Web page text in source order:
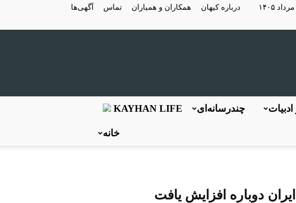
درباره کیهان همکاران و همیاران تماس آگهی‌ها
KAYHAN LIFE چندرسانه‌ای
خانه
دوباره افزایش یافت